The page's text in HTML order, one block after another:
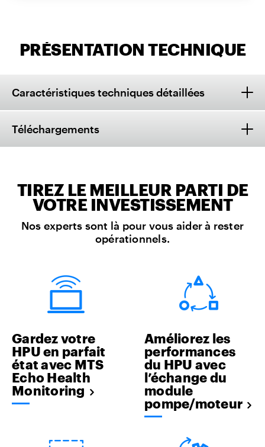
PRÉSENTATION TECHNIQUE
Caractéristiques techniques détaillées
Téléchargements
TIREZ LE MEILLEUR PARTI DE
VOTRE INVESTISSEMENT
Nos experts sont là pour vous aider à rester
opérationnels.
Gardez votre
HPU en parfait
état avec MTS
Echo Health
Monitoring
Améliorez les
performances
du HPU avec
l’échange du
module
pompe/moteur